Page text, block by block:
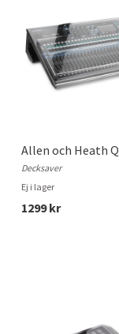
Allen och Heath
Decksaver
Ej i lager
1299 kr